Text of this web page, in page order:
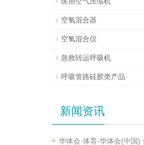
空氧混合器
空氧混合仪
急救转运呼吸机
呼吸管路硅胶类产品
新闻资讯
华体会·体育-华体会(中国)